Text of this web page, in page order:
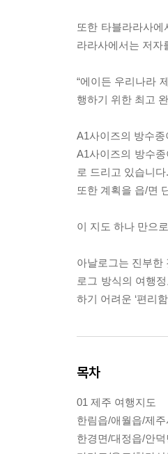
또한 타블라라사에
라라사에서는 저자
“에이든 우리나라
행하기 위한 최고
A1사이즈의 방수종
A1사이즈의 방수
로 드리고 있습니다.
또한 계획을 읍/면
이 지도 하나 만으
아날로그는 진부한
로그 방식의 여행
하기 어려운 ‘편리
목차
01 제주 여행지도
한림읍/애월읍/제
한경면/대정읍/안